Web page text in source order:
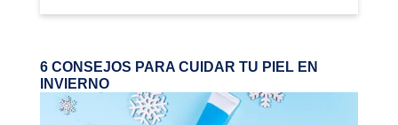
6 CONSEJOS PARA CUIDAR TU PIEL EN
INVIERNO